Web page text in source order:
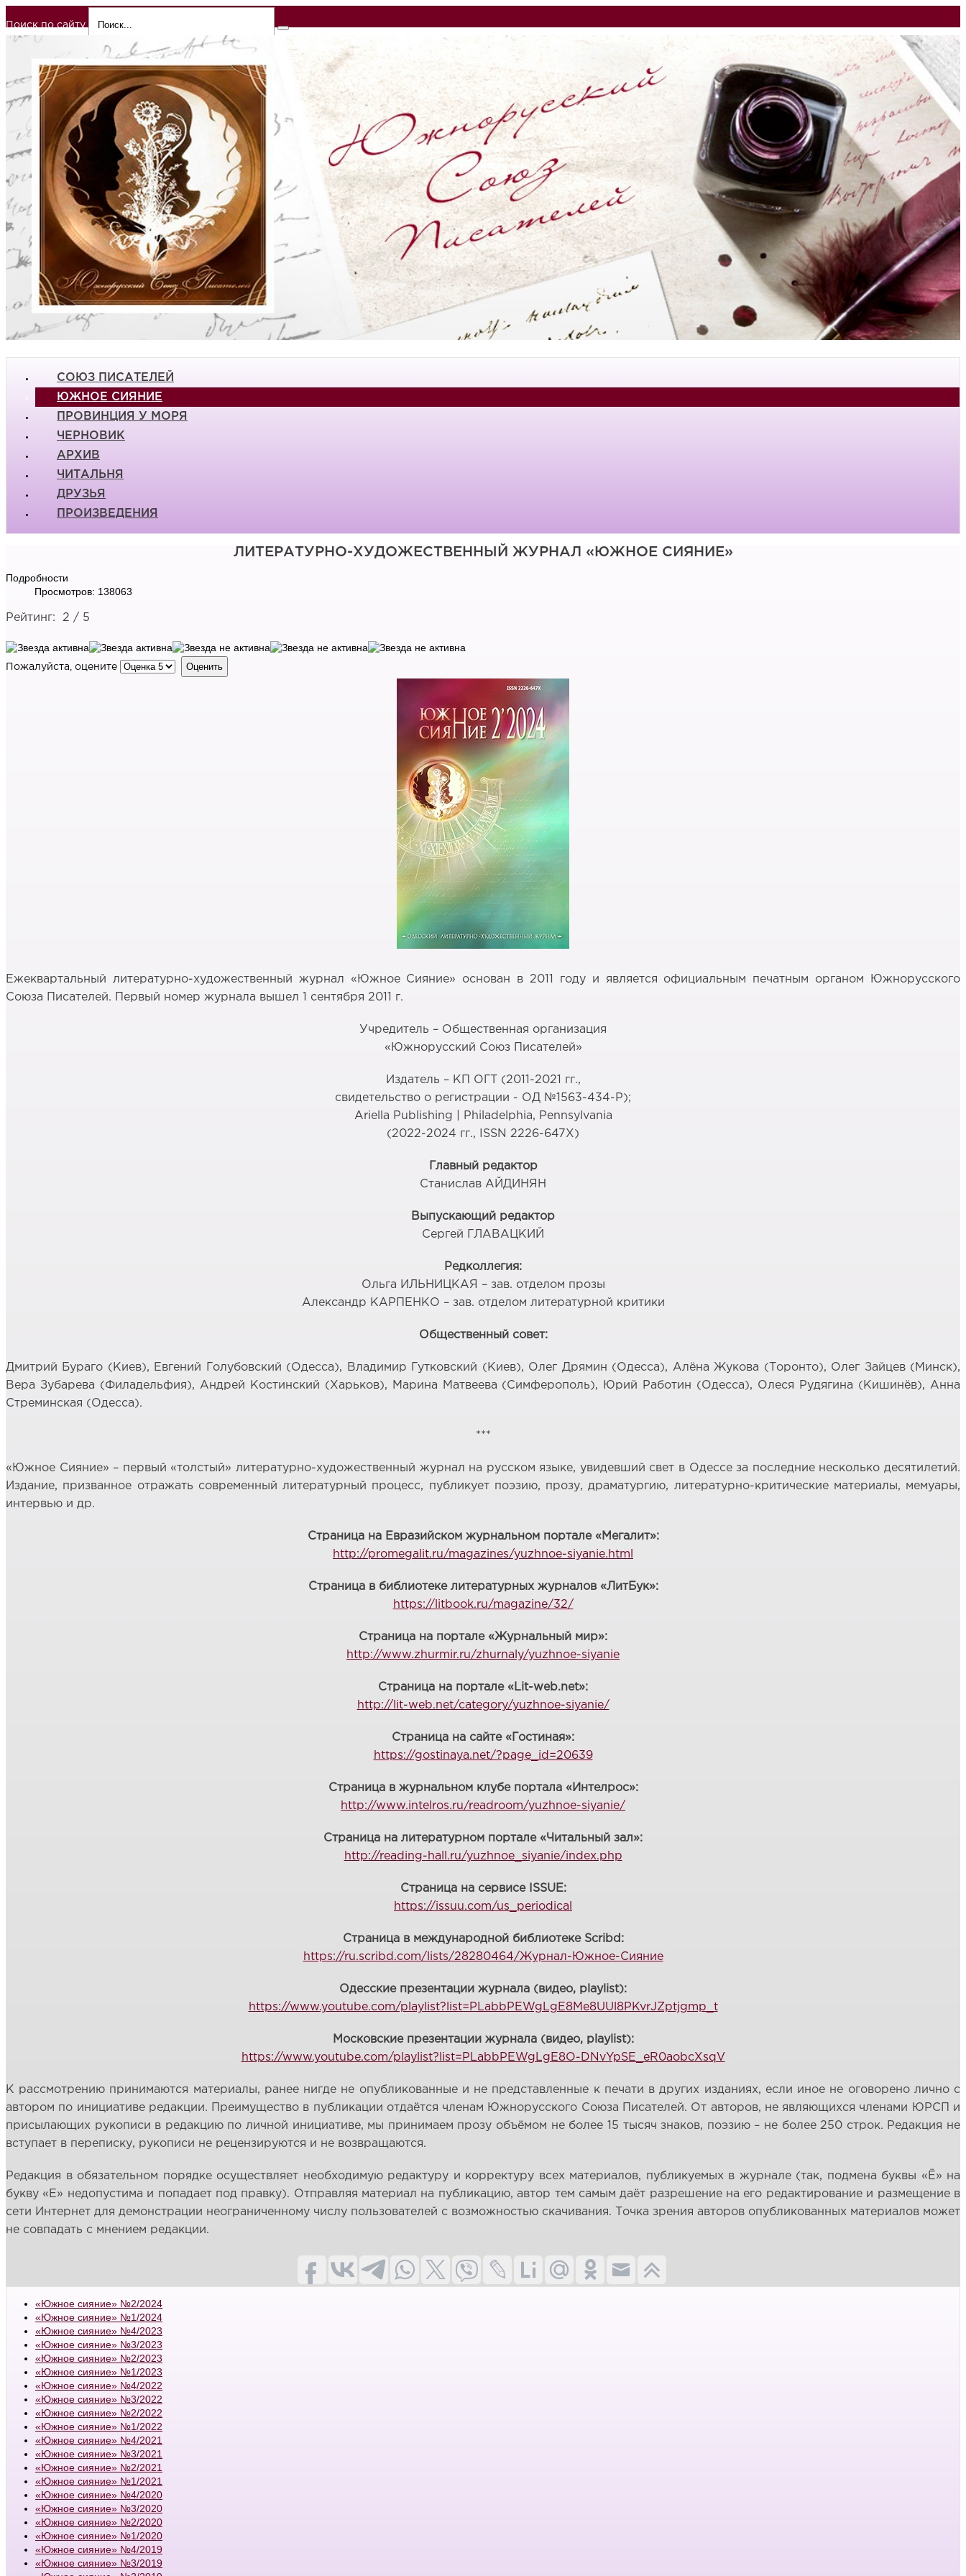
Поиск по сайту
СОЮЗ ПИСАТЕЛЕЙ
ЮЖНОЕ СИЯНИЕ
ПРОВИНЦИЯ У МОРЯ
ЧЕРНОВИК
АРХИВ
ЧИТАЛЬНЯ
ДРУЗЬЯ
ПРОИЗВЕДЕНИЯ
ЛИТЕРАТУРНО-ХУДОЖЕСТВЕННЫЙ ЖУРНАЛ «ЮЖНОЕ СИЯНИЕ»
Подробности
Просмотров: 138063
Рейтинг: 2 / 5
Пожалуйста, оцените
Ежеквартальный литературно-художественный журнал «Южное Сияние» основан в 2011 году и является официальным печатным органом Южнорусского
Союза Писателей. Первый номер журнала вышел 1 сентября 2011 г.
Учредитель – Общественная организация
«Южнорусский Союз Писателей»
Издатель – КП ОГТ (2011-2021 гг.,
свидетельство о регистрации - ОД №1563-434-Р);
Ariella Publishing | Philadelphia, Pennsylvania
(2022-2024 гг.,
ISSN 2226-647X)
Главный редактор
Станислав АЙДИНЯН
Выпускающий редактор
Сергей ГЛАВАЦКИЙ
Редколлегия:
Ольга ИЛЬНИЦКАЯ – зав. отделом прозы
Александр КАРПЕНКО – зав. отделом литературной критики
Общественный совет:
Дмитрий Бураго (Киев), Евгений Голубовский (Одесса), Владимир Гутковский (Киев), Олег Дрямин (Одесса), Алёна Жукова (Торонто), Олег Зайцев (Минск),
Вера Зубарева (Филадельфия), Андрей Костинский (Харьков), Марина Матвеева (Симферополь), Юрий Работин (Одесса), Олеся Рудягина (Кишинёв), Анна
Стреминская (Одесса).
***
«Южное Сияние» – первый «толстый» литературно-художественный журнал на русском языке, увидевший свет в Одессе за последние несколько десятилетий.
Издание, призванное отражать современный литературный процесс, публикует поэзию, прозу, драматургию, литературно-критические материалы, мемуары,
интервью и др.
Страница на Евразийском журнальном портале «Мегалит»:
http://promegalit.ru/magazines/yuzhnoe-siyanie.html
Страница в библиотеке литературных журналов «ЛитБук»:
https://litbook.ru/magazine/32/
Страница на портале «Журнальный мир»:
http://www.zhurmir.ru/zhurnaly/yuzhnoe-siyanie
Страница на портале «Lit-web.net»:
http://lit-web.net/category/yuzhnoe-siyanie/
Страница на сайте «Гостиная»:
https://gostinaya.net/?page_id=20639
Страница в журнальном клубе портала «Интелрос»:
http://www.intelros.ru/readroom/yuzhnoe-siyanie/
Страница на литературном портале «Читальный зал»:
http://reading-hall.ru/yuzhnoe_siyanie/index.php
Страница на сервисе ISSUE:
https://issuu.com/us_periodical
Страница в международной библиотеке Scribd:
https://ru.scribd.com/lists/28280464/Журнал-Южное-Сияние
Одесские презентации журнала (видео, playlist):
https://www.youtube.com/playlist?list=PLabbPEWgLgE8Me8UUl8PKvrJZptjgmp_t
Московские презентации журнала (видео, playlist):
https://www.youtube.com/playlist?list=PLabbPEWgLgE8O-DNvYpSE_eR0aobcXsqV
К рассмотрению принимаются материалы, ранее нигде не опубликованные и не представленные к печати в других изданиях, если иное не оговорено лично с
автором по инициативе редакции. Преимущество в публикации отдаётся членам Южнорусского Союза Писателей. От авторов, не являющихся членами ЮРСП и
присылающих рукописи в редакцию по личной инициативе, мы принимаем прозу объёмом не более 15 тысяч знаков, поэзию – не более 250 строк. Редакция не
вступает в переписку, рукописи не рецензируются и не возвращаются.
Редакция в обязательном порядке осуществляет необходимую редактуру и корректуру всех материалов, публикуемых в журнале (так, подмена буквы «Ё» на
букву «Е» недопустима и попадает под правку). Отправляя материал на публикацию, автор тем самым даёт разрешение на его редактирование и размещение в
сети Интернет для демонстрации неограниченному числу пользователей с возможностью скачивания. Точка зрения авторов опубликованных материалов может
не совпадать с мнением редакции.
«Южное сияние» №2/2024
«Южное сияние» №1/2024
«Южное сияние» №4/2023
«Южное сияние» №3/2023
«Южное сияние» №2/2023
«Южное сияние» №1/2023
«Южное сияние» №4/2022
«Южное сияние» №3/2022
«Южное сияние» №2/2022
«Южное сияние» №1/2022
«Южное сияние» №4/2021
«Южное сияние» №3/2021
«Южное сияние» №2/2021
«Южное сияние» №1/2021
«Южное сияние» №4/2020
«Южное сияние» №3/2020
«Южное сияние» №2/2020
«Южное сияние» №1/2020
«Южное сияние» №4/2019
«Южное сияние» №3/2019